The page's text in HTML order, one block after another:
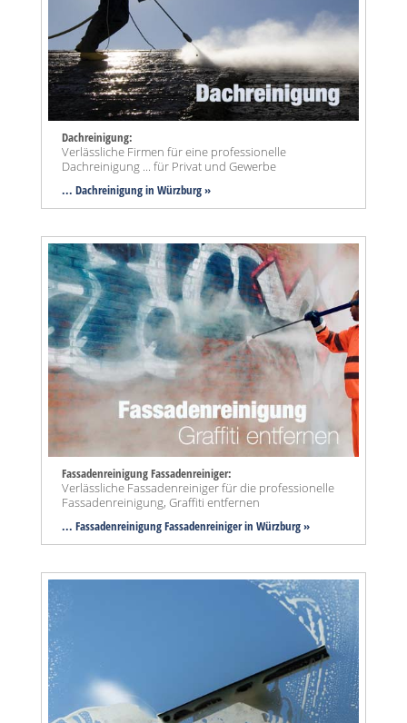
Dachreinigung:
Verlässliche Firmen für eine professionelle
Dachreinigung ... für Privat und Gewerbe
... Dachreinigung in Würzburg »
Fassadenreinigung Fassadenreiniger:
Verlässliche Fassadenreiniger für die professionelle
Fassadenreinigung, Graffiti entfernen
... Fassadenreinigung Fassadenreiniger in Würzburg »